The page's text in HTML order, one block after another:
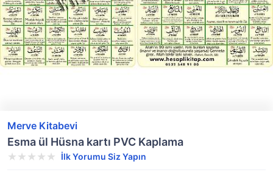
Merve Kitabevi
Esma ül Hüsna kartı PVC Kaplama
İlk Yorumu Siz Yapın